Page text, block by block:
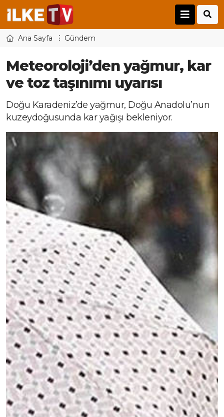
Ana Sayfa Gündem
Meteoroloji’den yağmur, kar
ve toz taşınımı uyarısı
Doğu Karadeniz’de yağmur, Doğu Anadolu’nun
kuzeydoğusunda kar yağışı bekleniyor.